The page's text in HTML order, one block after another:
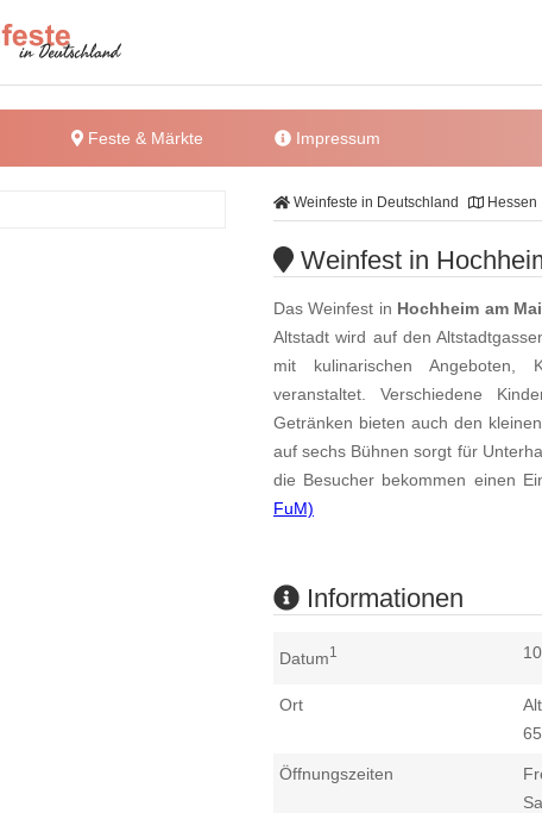
Feste & Märkte Impressum
Weinfeste in Deutschland Hessen
Weinfest in
Das Weinfest in Hochheim am
Altstadt wird auf den
mit kulinarischen Angeboten,
veranstaltet. Verschiedene
Getränken bieten auch den
auf sechs Bühnen sorgt für
die Besucher bekommen einen
FuM)
Informationen
Datum1
Ort
Öffnungszeiten